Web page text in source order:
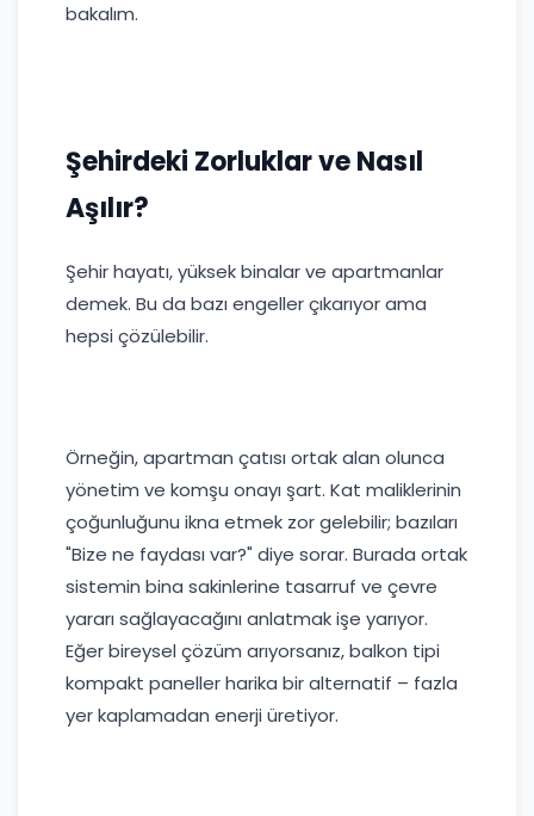
bakalım.
Şehirdeki Zorluklar ve Nasıl
Aşılır?
Şehir hayatı, yüksek binalar ve apartmanlar
demek. Bu da bazı engeller çıkarıyor ama
hepsi çözülebilir.
Örneğin, apartman çatısı ortak alan olunca
yönetim ve komşu onayı şart. Kat maliklerinin
çoğunluğunu ikna etmek zor gelebilir; bazıları
"Bize ne faydası var?" diye sorar. Burada ortak
sistemin bina sakinlerine tasarruf ve çevre
yararı sağlayacağını anlatmak işe yarıyor.
Eğer bireysel çözüm arıyorsanız, balkon tipi
kompakt paneller harika bir alternatif – fazla
yer kaplamadan enerji üretiyor.